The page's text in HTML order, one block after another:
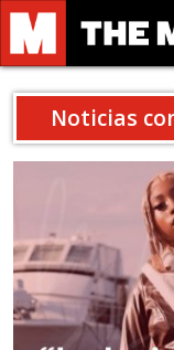
Noticias